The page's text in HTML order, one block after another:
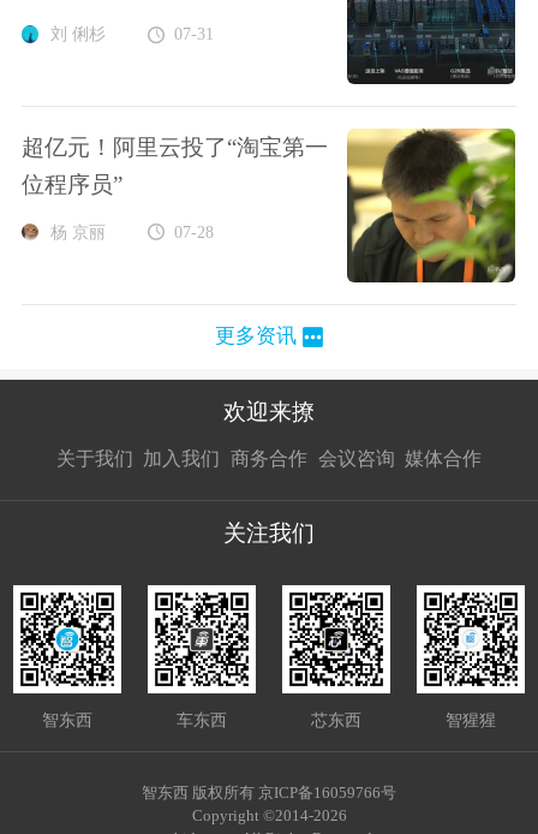
刘 俐杉 07-31
超亿元！阿里云投了“淘宝第一
位程序员”
杨 京丽 07-28
更多资讯
欢迎来撩
关于我们 加入我们
接扔简历
商务合作
接开聊
会议咨询 媒体合作
接开聊
关注我们
智东西 车东西 芯东西 智猩猩
智东西 版权所有 京ICP备16059766号
Copyright ©2014-2026